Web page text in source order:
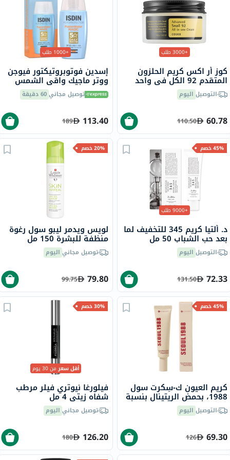
+3000 طلب
كوز أر اكس كريم الحلزون
المتقدم 92 الكل في واحد
100 ملالتوصيل اليوم
60.78
110.50
+1000 طلب
إسدين فوتوبروتيكتور فيوجن
ووتر ماجيك واقي الشمس
بعامل حماية 50 للوجه 50 مل
توصيل مجاني60 دقيقة
113.40
189
45% خصم
+9000 طلب
د. ألتيا كريم 345 للتخفيف لما
بعد حب الشباب 50 مل
التوصيل اليوم
72.33
131.50
20% خصم
لويس ويدمر ليبو سول رغوة
منظفة للبشرة 150 مل
توصيل مجاني اليوم
79.80
99.75
45% خصم
كريم العيون ك‑سِكرت سول
1988، بحمض الريتينال بنسبة
4% في ليبوزوم، 30 مل التوصيل اليوم
69.30
126
30% خصم
أقل سعرمن 30 يوم
فيلورغا نيوتري فيلر مرطب
شفاه زيتي 4 مل
توصيل مجاني اليوم
126.20
180